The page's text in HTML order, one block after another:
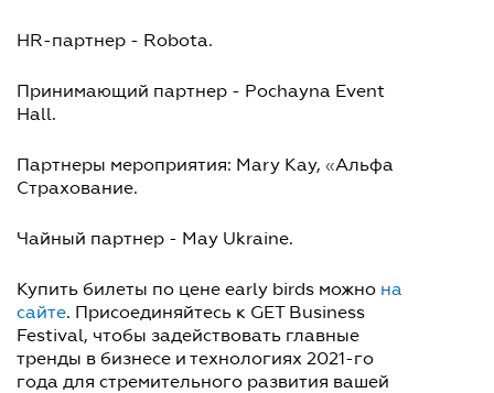
HR-партнер - Robota.
Принимающий партнер - Pochayna Event
Hall.
Партнеры мероприятия: Mary Kay, «Альфа
Страхование.
Чайный партнер - May Ukraine.
Купить билеты по цене early birds можно на
сайте. Присоединяйтесь к GET Business
Festival, чтобы задействовать главные
тренды в бизнесе и технологиях 2021-го
года для стремительного развития вашей